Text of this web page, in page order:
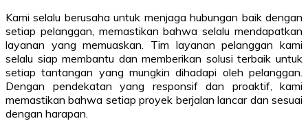
Kami selalu berusaha untuk menjaga hubungan baik dengan
setiap pelanggan, memastikan bahwa selalu mendapatkan
layanan yang memuaskan. Tim layanan pelanggan kami
selalu siap membantu dan memberikan solusi terbaik untuk
setiap tantangan yang mungkin dihadapi oleh pelanggan.
Dengan pendekatan yang responsif dan proaktif, kami
memastikan bahwa setiap proyek berjalan lancar dan sesuai
dengan harapan.